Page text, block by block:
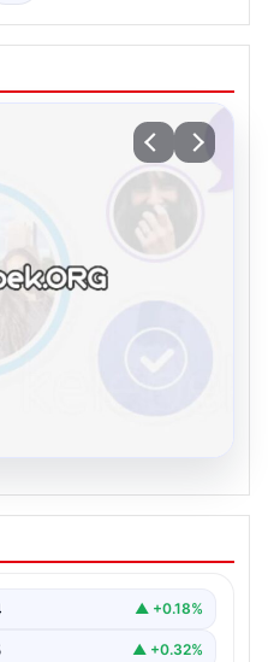
İletişimin Seviyeli
hassasiyet taşımaktadır.
▲ +0.18%
▲ +0.32%